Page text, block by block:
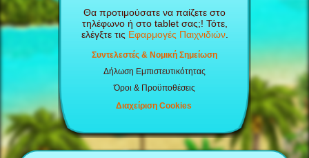
Θα προτιμούσατε να παίζετε στο
τηλέφωνο ή στο tablet σας;! Τότε,
ελέγξτε τις Εφαρμογές Παιχνιδιών.
Συντελεστές & Νομική Σημείωση
Δήλωση Εμπιστευτικότητας
Όροι & Προϋποθέσεις
Διαχείριση Cookies